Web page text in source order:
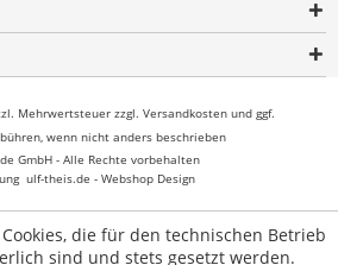
Mehrwertsteuer zzgl. Versandkosten und ggf.
wenn nicht anders beschrieben
GmbH - Alle Rechte vorbehalten
ulf-theis.de - Webshop Design
die für den technischen Betrieb
sind und stets gesetzt werden.